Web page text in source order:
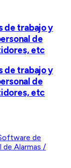
de trabajo y
de
etc
de trabajo y
de
etc